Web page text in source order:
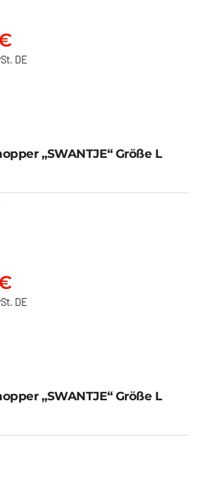
DE
Größe L
„SWANTJE“ Größe L
DE
Größe L
„SWANTJE“ Größe L